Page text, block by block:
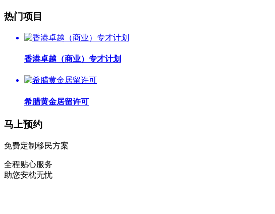
热门项目
香港卓越（商业）专才计划
希腊黄金居留许可
马上预约
免费定制移民方案
全程贴心服务
助您安枕无忧